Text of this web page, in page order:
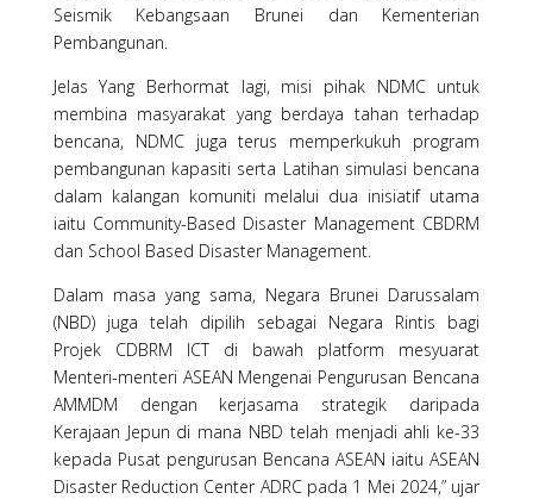
Seismik Kebangsaan Brunei dan Kementerian
Pembangunan.
Jelas Yang Berhormat lagi, misi pihak NDMC untuk
membina masyarakat yang berdaya tahan terhadap
bencana, NDMC juga terus memperkukuh program
pembangunan kapasiti serta Latihan simulasi bencana
dalam kalangan komuniti melalui dua inisiatif utama
iaitu Community-Based Disaster Management CBDRM
dan School Based Disaster Management.
Dalam masa yang sama, Negara Brunei Darussalam
(NBD) juga telah dipilih sebagai Negara Rintis bagi
Projek CDBRM ICT di bawah platform mesyuarat
Menteri-menteri ASEAN Mengenai Pengurusan Bencana
AMMDM dengan kerjasama strategik daripada
Kerajaan Jepun di mana NBD telah menjadi ahli ke-33
kepada Pusat pengurusan Bencana ASEAN iaitu ASEAN
Disaster Reduction Center ADRC pada 1 Mei 2024,” ujar